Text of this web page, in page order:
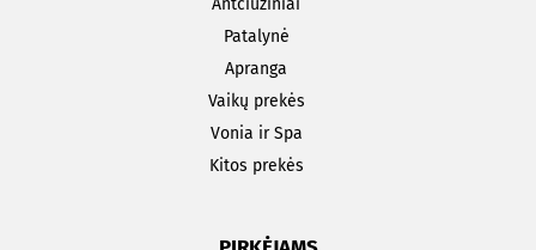
Antčiužiniai
Patalynė
Apranga
Vaikų prekės
Vonia ir Spa
Kitos prekės